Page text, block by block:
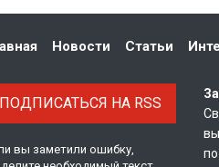
ПОДПИСАТЬСЯ НА RSS
вы заметили ошибку,
Новости Статьи